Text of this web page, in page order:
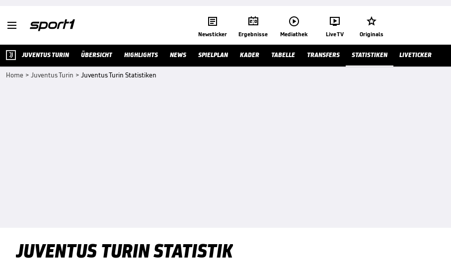
 
Newsticker

Ergebnisse

Mediathek

Live TV

Originals
JUVENTUS TURIN ÜBERSICHT HIGHLIGHTS NEWS SPIELPLAN KADER TABELLE TRANSFERS STATISTIKEN LIVETICKER
Home > Juventus Turin > Juventus Turin Statistiken
JUVENTUS TURIN STATISTIK